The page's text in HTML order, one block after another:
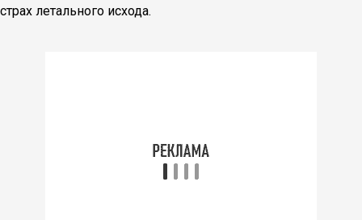
страх летального исхода.